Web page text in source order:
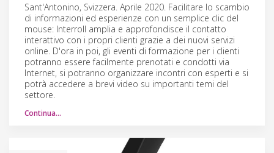
Sant'Antonino, Svizzera. Aprile 2020. Facilitare lo scambio
di informazioni ed esperienze con un semplice clic del
mouse: Interroll amplia e approfondisce il contatto
interattivo con i propri clienti grazie a dei nuovi servizi
online. D'ora in poi, gli eventi di formazione per i clienti
potranno essere facilmente prenotati e condotti via
Internet, si potranno organizzare incontri con esperti e si
potrà accedere a brevi video su importanti temi del
settore.
Continua…